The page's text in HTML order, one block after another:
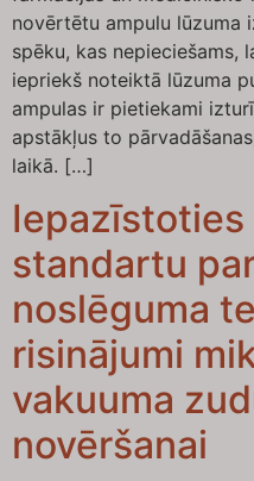
novērtētu ampulu lūzuma
spēku, kas nepieciešams,
iepriekš noteiktā lūzuma
ampulas ir pietiekami
apstākļus to
laikā. […]
Iepazīstoties
standartu
noslēguma
risinājumi
vakuuma
novēršanai